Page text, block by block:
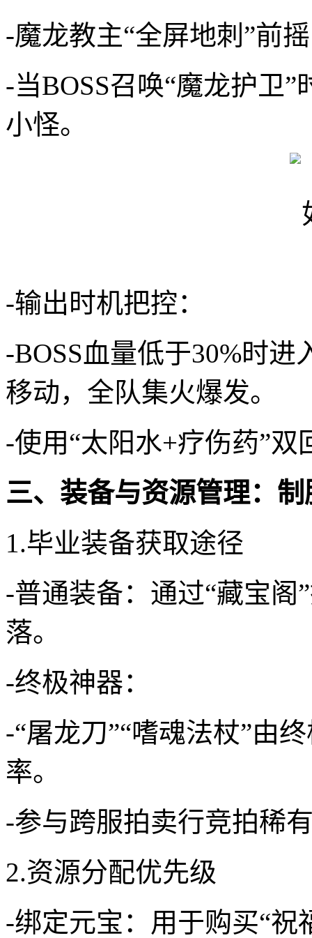
-魔龙教主“全屏地刺”前
-当BOSS召唤“魔龙护卫
小怪。
-输出时机把控：
-BOSS血量低于30%时
移动，全队集火爆发。
-使用“太阳水+疗伤药”
三、装备与资源管理：制
1.毕业装备获取途径
-普通装备：通过“藏宝阁
落。
-终极神器：
-“屠龙刀”“嗜魂法杖”由
率。
-参与跨服拍卖行竞拍稀
2.资源分配优先级
-绑定元宝：用于购买“祝